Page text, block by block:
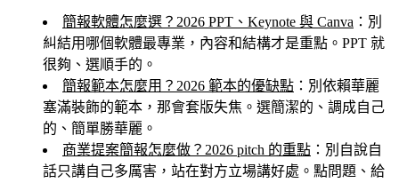
簡報軟體怎麼選？2026 PPT、Keynote 與 Canva ：別
糾結用哪個軟體最專業，內容和結構才是重點。PPT 就
很夠、選順手的。
簡報範本怎麼用？2026 範本的優缺點 ：別依賴華麗
塞滿裝飾的範本，那會套版失焦。選簡潔的、調成自己
的、簡單勝華麗。
商業提案簡報怎麼做？2026 pitch 的重點 ：別自說自
話只講自己多厲害，站在對方立場講好處。點問題、給